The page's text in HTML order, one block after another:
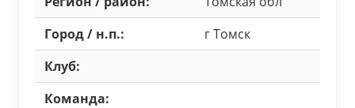
Город / н.п.:
г Томск
Клуб:
Команда: